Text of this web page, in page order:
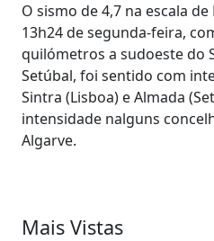
O sismo de 4,7 na escala
13h24 de segunda-feira,
quilómetros a sudoeste do
Setúbal, foi sentido com
Sintra (Lisboa) e Almada
intensidade nalguns
Algarve.
Mais Vistas